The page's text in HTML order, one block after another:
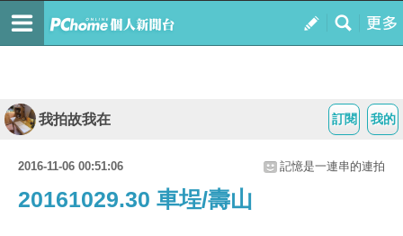
我的
訂閱
我拍故我在
2016-11-06 00:51:06 記憶是一連串的連拍
20161029.30 車埕/壽山